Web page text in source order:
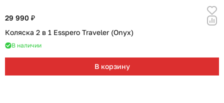
29 990 ₽
Коляска 2 в 1 Esspero Traveler (Onyx)
В наличии
В корзину